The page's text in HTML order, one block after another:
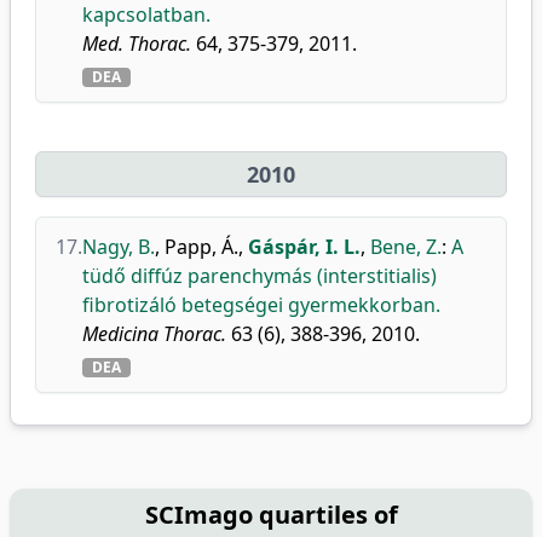
kapcsolatban.
Med. Thorac. 64, 375-379, 2011.
DEA
2010
17.Nagy, B., Papp, Á., Gáspár, I. L., Bene, Z.: A
tüdő diffúz parenchymás (interstitialis)
fibrotizáló betegségei gyermekkorban.
Medicina Thorac. 63 (6), 388-396, 2010.
DEA
SCImago quartiles of